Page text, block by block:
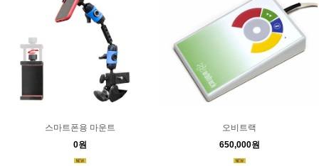
스마트폰용 마운트
0원
오비트랙
650,000원